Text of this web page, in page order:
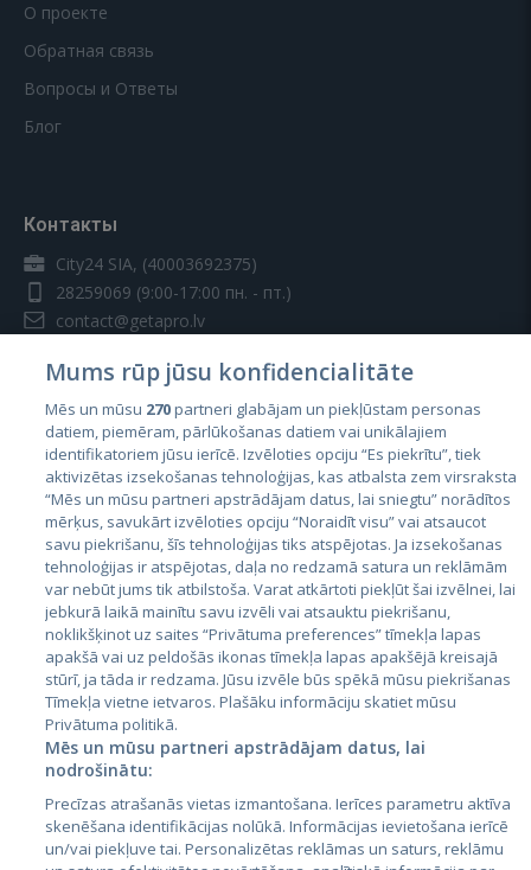
О проекте
Обратная связь
Вопросы и Ответы
Блог
Контакты
City24 SIA, (40003692375)
28259069 (9:00-17:00 пн. - пт.)
contact@getapro.lv
Страны
Эстония
Латвия
Литва
City24.lv
City24.ee
GetaPro.lv
CVbankas.lt
Kainos.lt
Paslaugos.lt
Mums rūp jūsu konfidencialitāte
Mēs un mūsu 270partneri glabājam un piekļūstam personas
datiem, piemēram, pārlūkošanas datiem vai unikālajiem
identifikatoriem jūsu ierīcē. Izvēloties opciju “Es piekrītu”, tiek
aktivizētas izsekošanas tehnoloģijas, kas atbalsta zem virsraksta
“Mēs un mūsu partneri apstrādājam datus, lai sniegtu” norādītos
mērķus, savukārt izvēloties opciju “Noraidīt visu” vai atsaucot
savu piekrišanu, šīs tehnoloģijas tiks atspējotas. Ja izsekošanas
tehnoloģijas ir atspējotas, daļa no redzamā satura un reklāmām
var nebūt jums tik atbilstoša. Varat atkārtoti piekļūt šai izvēlnei, lai
jebkurā laikā mainītu savu izvēli vai atsauktu piekrišanu,
noklikšķinot uz saites “Privātuma preferences” tīmekļa lapas
apakšā vai uz peldošās ikonas tīmekļa lapas apakšējā kreisajā
stūrī, ja tāda ir redzama. Jūsu izvēle būs spēkā mūsu piekrišanas
Tīmekļa vietne ietvaros. Plašāku informāciju skatiet mūsu
Privātuma politikā.
Mēs un mūsu partneri apstrādājam datus, lai
nodrošinātu:
Precīzas atrašanās vietas izmantošana. Ierīces parametru aktīva
skenēšana identifikācijas nolūkā. Informācijas ievietošana ierīcē
un/vai piekļuve tai. Personalizētas reklāmas un saturs, reklāmu